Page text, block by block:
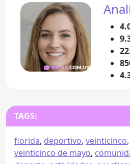
TAGS:
florida, deportivo, veinticinco,
veinticinco de mayo,